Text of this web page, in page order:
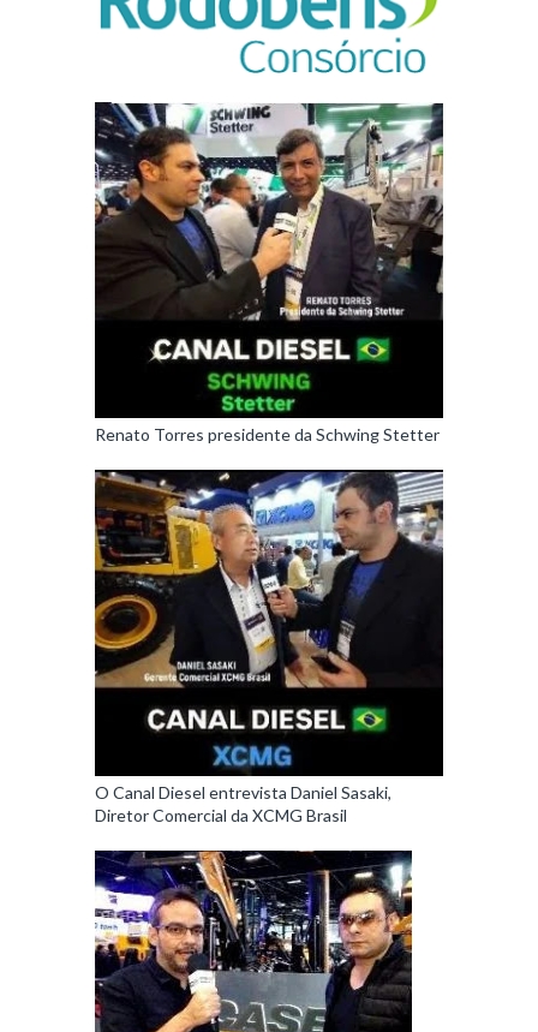
Renato Torres presidente da Schwing Stetter
O Canal Diesel entrevista Daniel Sasaki,
Diretor Comercial da XCMG Brasil